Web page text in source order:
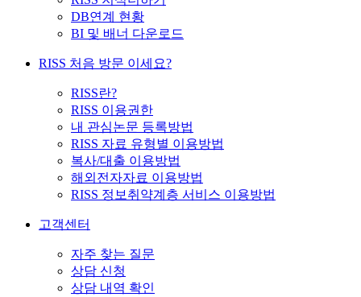
DB연계 현황
BI 및 배너 다운로드
RISS 처음 방문 이세요?
RISS란?
RISS 이용권한
내 관심논문 등록방법
RISS 자료 유형별 이용방법
복사/대출 이용방법
해외전자자료 이용방법
RISS 정보취약계층 서비스 이용방법
고객센터
자주 찾는 질문
상담 신청
상담 내역 확인